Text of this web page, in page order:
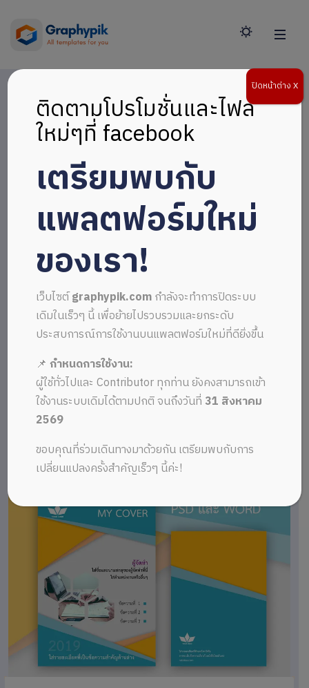
ติดตามโปรโมชั่นและไฟล์
ใหม่ๆที่ facebook
เตรียมพบกับ
แพลตฟอร์มใหม่
ของเรา!
เว็บไซต์graphypik.comกำลังจะทำการปิดระบบ
เดิมในเร็วๆ นี้ เพื่อย้ายไปรวบรวมและยกระดับ
ประสบการณ์การใช้งานบนแพลตฟอร์มใหม่ที่ดียิ่งขึ้น
📌กำหนดการใช้งาน:
ผู้ใช้ทั่วไปและ Contributor ทุกท่าน ยังคงสามารถเข้า
ใช้งานระบบเดิมได้ตามปกติ จนถึงวันที่ 31 สิงหาคม
2569
ขอบคุณที่ร่วมเดินทางมาด้วยกัน เตรียมพบกับการ
เปลี่ยนแปลงครั้งสำคัญเร็วๆ นี้ค่ะ!
ปิดหน้าต่าง X